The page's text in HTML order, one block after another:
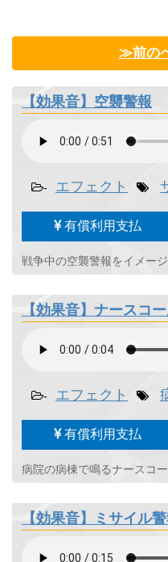
≫前の
【効果音】空襲警報
- エフェクト
有償利用支払
戦争中の空襲警報をイメー
【効果音】ナースコ
- エフェクト
有償利用支払
病院の病棟で鳴るナースコ
【効果音】ミサイル